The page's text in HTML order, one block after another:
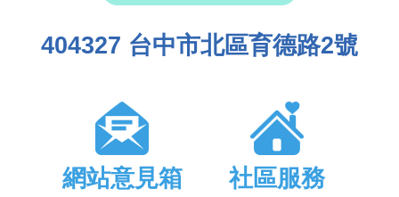
404327 台中市北區育德路2號
網站意見箱 社區服務